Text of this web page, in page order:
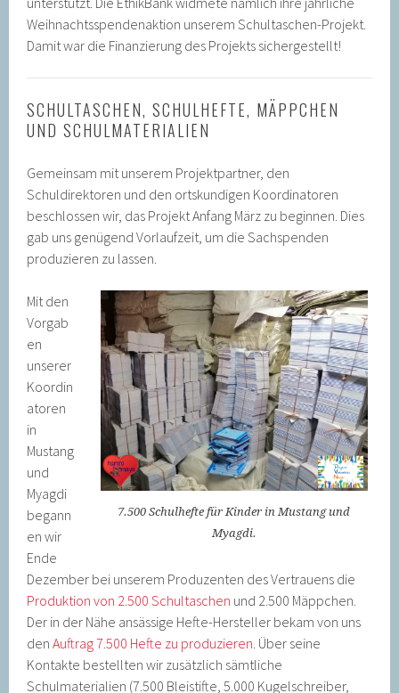
Weihnachtsspendenaktion unserem Schultaschen-Projekt.
Damit war die Finanzierung des Projekts sichergestellt!
SCHULTASCHEN, SCHULHEFTE, MÄPPCHEN
UND SCHULMATERIALIEN
Gemeinsam mit unserem Projektpartner, den
Schuldirektoren und den ortskundigen Koordinatoren
beschlossen wir, das Projekt Anfang März zu beginnen. Dies
gab uns genügend Vorlaufzeit, um die Sachspenden
produzieren zu lassen.
7.500 Schulhefte für Kinder in Mustang und
Myagdi.
Mit den
Vorgab
en
unserer
Koordin
atoren
in
Mustang
und
Myagdi
begann
en wir
Ende
Dezember bei unserem Produzenten des Vertrauens die
Produktion von 2.500 Schultaschen und 2.500 Mäppchen.
Der in der Nähe ansässige Hefte-Hersteller bekam von uns
denAuftrag 7.500 Hefte zu produzieren. Über seine
Kontakte bestellten wir zusätzlich sämtliche
Schulmaterialien (7.500 Bleistifte, 5.000 Kugelschreiber,